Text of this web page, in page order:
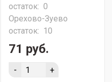
остаток: 0
Орехово-Зуево
остаток: 10
71 руб.
- +